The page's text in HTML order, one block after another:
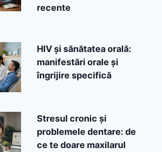
recente
HIV și sănătatea orală:
manifestări orale și
îngrijire specifică
Stresul cronic și
problemele dentare: de
ce te doare maxilarul